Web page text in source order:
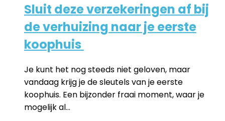
Sluit deze verzekeringen af bij
de verhuizing naar je eerste
koophuis
Je kunt het nog steeds niet geloven, maar
vandaag krijg je de sleutels van je eerste
koophuis. Een bijzonder fraai moment, waar je
mogelijk al…